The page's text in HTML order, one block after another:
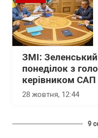
ЗМІ: Зеленський
понеділок з
керівником САП
28 жовтня, 12:44
9